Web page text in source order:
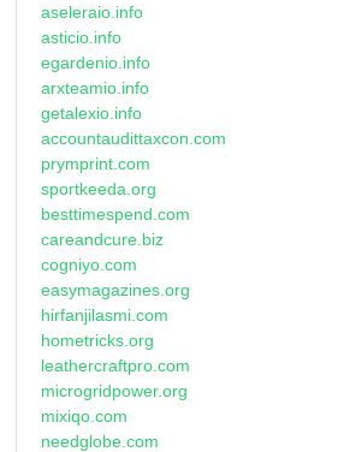
aseleraio.info
asticio.info
egardenio.info
arxteamio.info
getalexio.info
accountaudittaxcon.com
prymprint.com
sportkeeda.org
besttimespend.com
careandcure.biz
cogniyo.com
easymagazines.org
hirfanjilasmi.com
hometricks.org
leathercraftpro.com
microgridpower.org
mixiqo.com
needglobe.com